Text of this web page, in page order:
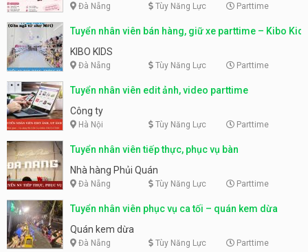
Đà Nẵng Tùy Năng Lực Parttime
Tuyển nhân viên bán hàng, giữ xe parttime – Kibo Kid
KIBO KIDS
Đà Nẵng Tùy Năng Lực Parttime
Tuyển nhân viên edit ảnh, video parttime
Công ty
Hà Nội Tùy Năng Lực Parttime
Tuyển nhân viên tiếp thực, phục vụ bàn
Nhà hàng Phủi Quán
Đà Nẵng Tùy Năng Lực Parttime
Tuyển nhân viên phục vụ ca tối – quán kem dừa
Quán kem dừa
Đà Nẵng Tùy Năng Lực Parttime